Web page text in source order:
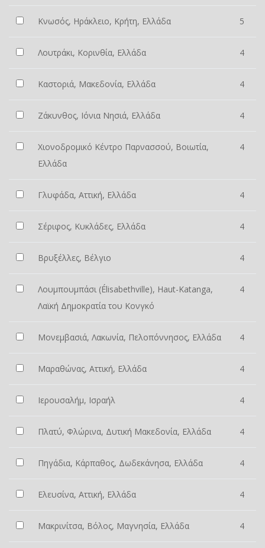
Κνωσός, Ηράκλειο, Κρήτη, Ελλάδα 5
Λουτράκι, Κορινθία, Ελλάδα 4
Καστοριά, Μακεδονία, Ελλάδα 4
Ζάκυνθος, Ιόνια Νησιά, Ελλάδα 4
Χιονοδρομικό Κέντρο Παρνασσού, Βοιωτία,
Ελλάδα
4
Γλυφάδα, Αττική, Ελλάδα 4
Σέριφος, Κυκλάδες, Ελλάδα 4
Βρυξέλλες, Βέλγιο 4
Λουμπουμπάσι (Élisabethville), Haut-Katanga,
Λαϊκή Δημοκρατία του Κονγκό
4
Μονεμβασιά, Λακωνία, Πελοπόννησος, Ελλάδα 4
Μαραθώνας, Αττική, Ελλάδα 4
Ιερουσαλήμ, Ισραήλ 4
Πλατύ, Φλώρινα, Δυτική Μακεδονία, Ελλάδα 4
Πηγάδια, Κάρπαθος, Δωδεκάνησα, Ελλάδα 4
Ελευσίνα, Αττική, Ελλάδα 4
Μακρινίτσα, Βόλος, Μαγνησία, Ελλάδα 4